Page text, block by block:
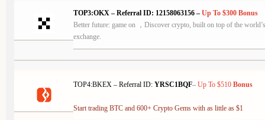
TOP3:OKX – Referral ID: 12158063156 – Up To $300 Bonus
Better future: game on ，Discover crypto, built on top of the
exchange.
TOP4:BKEX – Referral ID: YRSC1BQF– Up To $510 Bonus
Start trading BTC and 600+ Crypto Gems with as little as $1